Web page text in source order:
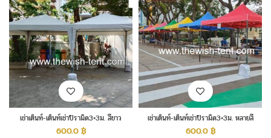
เช่าเต็นท์-เต็นท์เช่าปิรามิด3×3ม. สีขาว
600.0฿
เช่าเต็นท์-เต็นท์เช่าปิรามิด3×3ม. หลายสี
600.0฿